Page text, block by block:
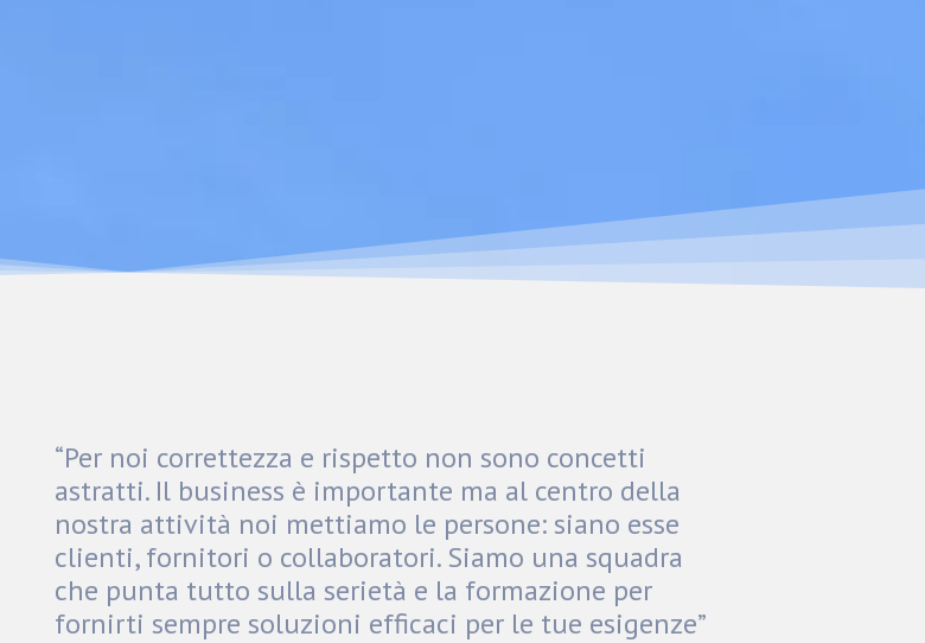
“Per noi correttezza e rispetto non sono concetti
astratti. Il business è importante ma al centro della
nostra attività noi mettiamo le persone: siano esse
clienti, fornitori o collaboratori. Siamo una squadra
che punta tutto sulla serietà e la formazione per
fornirti sempre soluzioni efficaci per le tue esigenze”